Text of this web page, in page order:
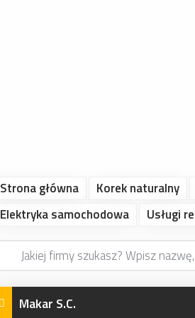
Strona główna Korek naturalny
Elektryka samochodowa
Usługi
Makar S.C.